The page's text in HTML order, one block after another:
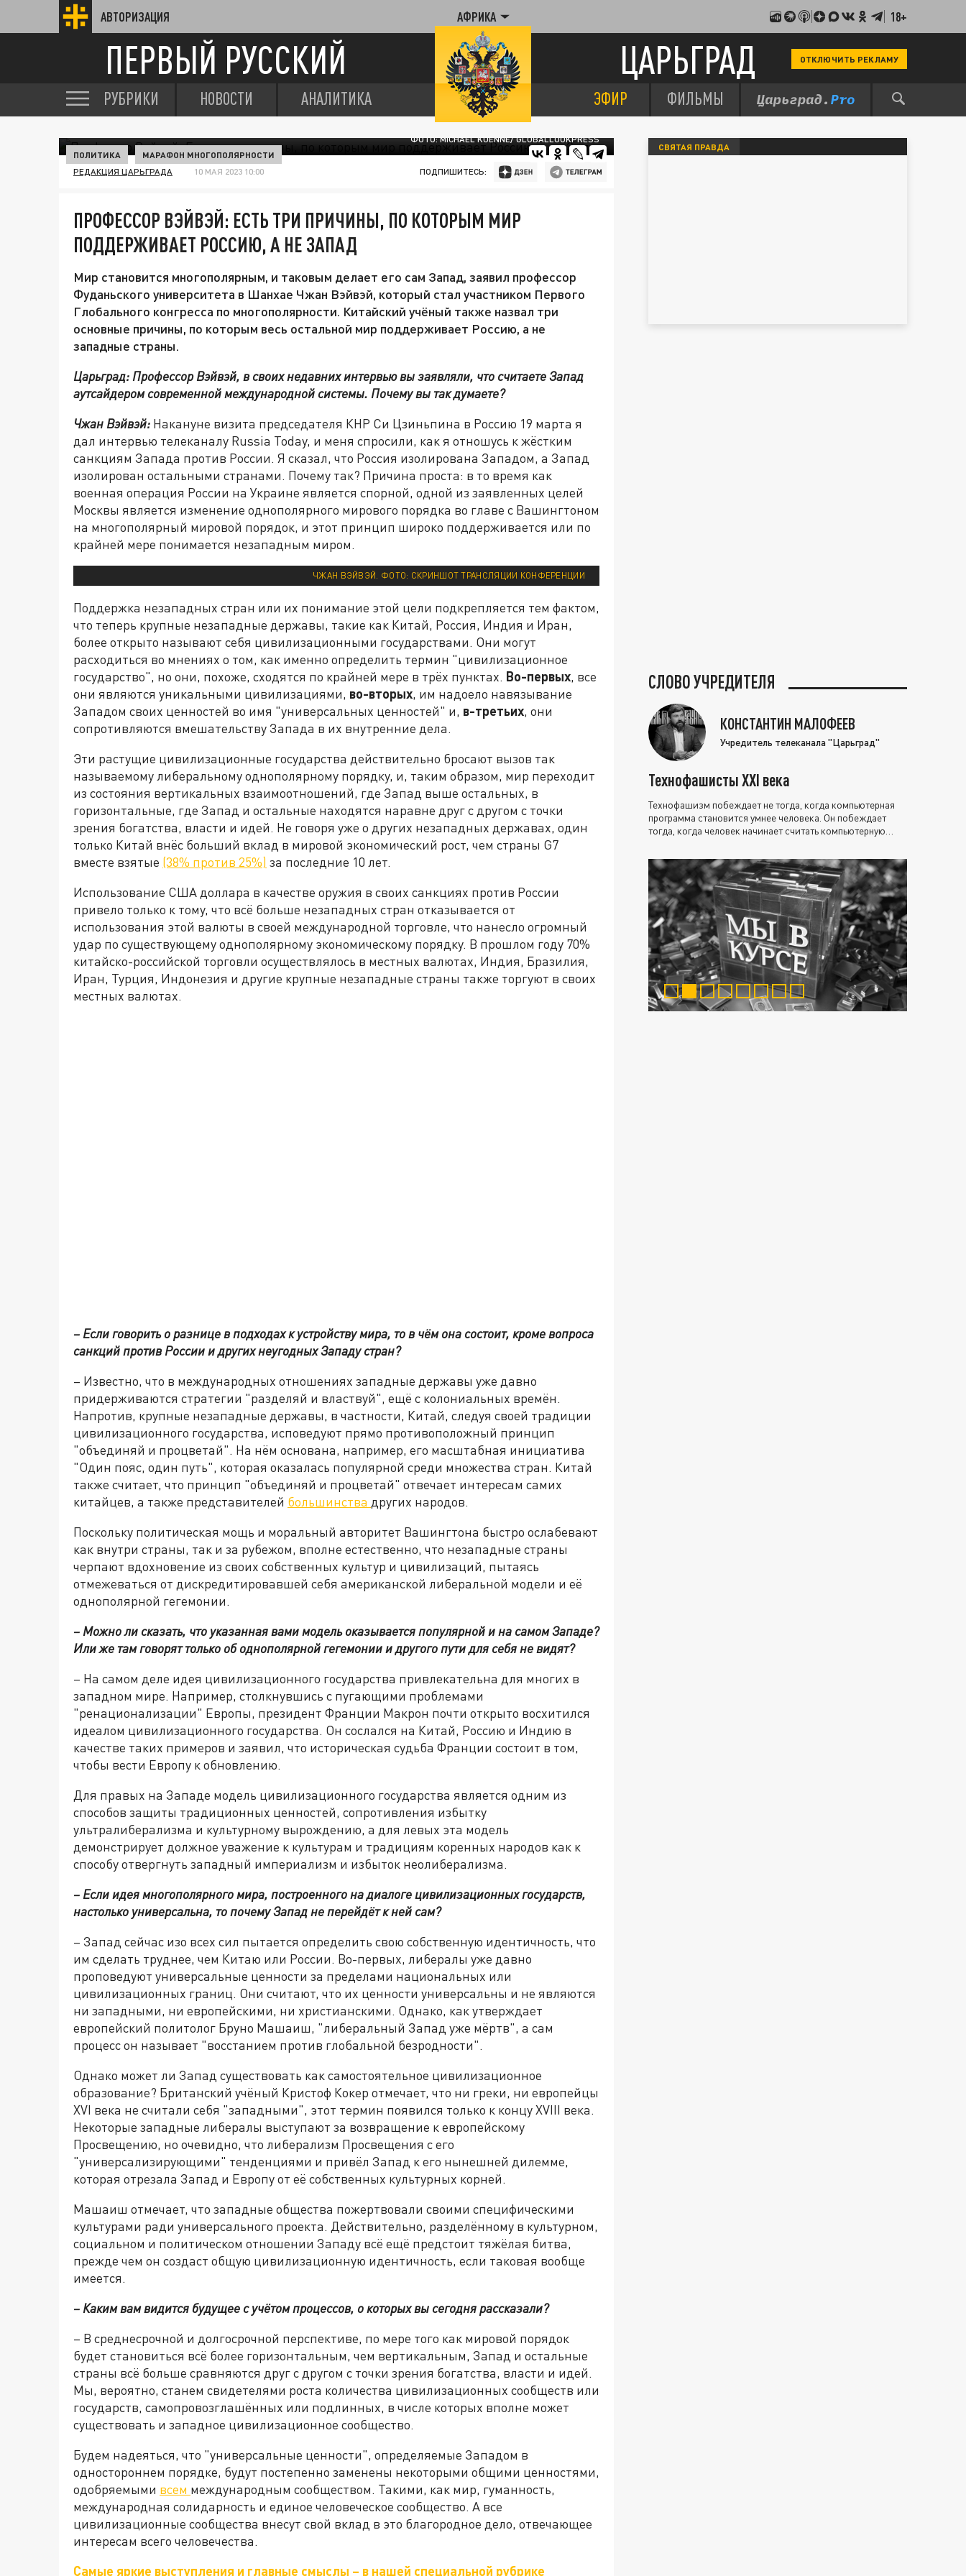
АВТОРИЗАЦИЯ АФРИКА 18+
ПЕРВЫЙ РУССКИЙ ЦАРЬГРАД ОТКЛЮЧИТЬ РЕКЛАМУ
РУБРИКИ НОВОСТИ АНАЛИТИКА ЭФИР ФИЛЬМЫ
ФОТО: MICHAEL KUENNE/ GLOBALLOOKPRESS
ПОЛИТИКА МАРАФОН МНОГОПОЛЯРНОСТИ
РЕДАКЦИЯ ЦАРЬГРАДА 10 МАЯ 2023 10:00 ПОДПИШИТЕСЬ:
ПРОФЕССОР ВЭЙВЭЙ: ЕСТЬ ТРИ ПРИЧИНЫ, ПО КОТОРЫМ МИР
ПОДДЕРЖИВАЕТ РОССИЮ, А НЕ ЗАПАД
Мир становится многополярным, и таковым делает его сам Запад, заявил профессор
Фуданьского университета в Шанхае Чжан Вэйвэй, который стал участником Первого
Глобального конгресса по многополярности. Китайский учёный также назвал три
основные причины, по которым весь остальной мир поддерживает Россию, а не
западные страны.
Царьград: Профессор Вэйвэй, в своих недавних интервью вы заявляли, что считаете Запад
аутсайдером современной международной системы. Почему вы так думаете?
Чжан Вэйвэй: Накануне визита председателя КНР Си Цзиньпина в Россию 19 марта я
дал интервью телеканалу Russia Today, и меня спросили, как я отношусь к жёстким
санкциям Запада против России. Я сказал, что Россия изолирована Западом, а Запад
изолирован остальными странами. Почему так? Причина проста: в то время как
военная операция России на Украине является спорной, одной из заявленных целей
Москвы является изменение однополярного мирового порядка во главе с Вашингтоном
на многополярный мировой порядок, и этот принцип широко поддерживается или по
крайней мере понимается незападным миром.
ЧЖАН ВЭЙВЭЙ. ФОТО: СКРИНШОТ ТРАНСЛЯЦИИ КОНФЕРЕНЦИИ
Поддержка незападных стран или их понимание этой цели подкрепляется тем фактом,
что теперь крупные незападные державы, такие как Китай, Россия, Индия и Иран,
более открыто называют себя цивилизационными государствами. Они могут
расходиться во мнениях о том, как именно определить термин "цивилизационное
государство", но они, похоже, сходятся по крайней мере в трёх пунктах. Во-первых, все
они являются уникальными цивилизациями, во-вторых, им надоело навязывание
Западом своих ценностей во имя "универсальных ценностей" и, в-третьих, они
сопротивляются вмешательству Запада в их внутренние дела.
Эти растущие цивилизационные государства действительно бросают вызов так
называемому либеральному однополярному порядку, и, таким образом, мир переходит
из состояния вертикальных взаимоотношений, где Запад выше остальных, в
горизонтальные, где Запад и остальные находятся наравне друг с другом с точки
зрения богатства, власти и идей. Не говоря уже о других незападных державах, один
только Китай внёс больший вклад в мировой экономический рост, чем страны G7
вместе взятые (38% против 25%) за последние 10 лет.
Использование США доллара в качестве оружия в своих санкциях против России
привело только к тому, что всё больше незападных стран отказывается от
использования этой валюты в своей международной торговле, что нанесло огромный
удар по существующему однополярному экономическому порядку. В прошлом году 70%
китайско-российской торговли осуществлялось в местных валютах, Индия, Бразилия,
Иран, Турция, Индонезия и другие крупные незападные страны также торгуют в своих
местных валютах.
– Если говорить о разнице в подходах к устройству мира, то в чём она состоит, кроме вопроса
санкций против России и других неугодных Западу стран?
– Известно, что в международных отношениях западные державы уже давно
придерживаются стратегии "разделяй и властвуй", ещё с колониальных времён.
Напротив, крупные незападные державы, в частности, Китай, следуя своей традиции
цивилизационного государства, исповедуют прямо противоположный принцип
"объединяй и процветай". На нём основана, например, его масштабная инициатива
"Один пояс, один путь", которая оказалась популярной среди множества стран. Китай
также считает, что принцип "объединяй и процветай" отвечает интересам самих
китайцев, а также представителей большинства других народов.
Поскольку политическая мощь и моральный авторитет Вашингтона быстро ослабевают
как внутри страны, так и за рубежом, вполне естественно, что незападные страны
черпают вдохновение из своих собственных культур и цивилизаций, пытаясь
отмежеваться от дискредитировавшей себя американской либеральной модели и её
однополярной гегемонии.
– Можно ли сказать, что указанная вами модель оказывается популярной и на самом Западе?
Или же там говорят только об однополярной гегемонии и другого пути для себя не видят?
– На самом деле идея цивилизационного государства привлекательна для многих в
западном мире. Например, столкнувшись с пугающими проблемами
"ренационализации" Европы, президент Франции Макрон почти открыто восхитился
идеалом цивилизационного государства. Он сослался на Китай, Россию и Индию в
качестве таких примеров и заявил, что историческая судьба Франции состоит в том,
чтобы вести Европу к обновлению.
Для правых на Западе модель цивилизационного государства является одним из
способов защиты традиционных ценностей, сопротивления избытку
ультралиберализма и культурному вырождению, а для левых эта модель
демонстрирует должное уважение к культурам и традициям коренных народов как к
способу отвергнуть западный империализм и избыток неолиберализма.
– Если идея многополярного мира, построенного на диалоге цивилизационных государств,
настолько универсальна, то почему Запад не перейдёт к ней сам?
– Запад сейчас изо всех сил пытается определить свою собственную идентичность, что
им сделать труднее, чем Китаю или России. Во-первых, либералы уже давно
проповедуют универсальные ценности за пределами национальных или
цивилизационных границ. Они считают, что их ценности универсальны и не являются
ни западными, ни европейскими, ни христианскими. Однако, как утверждает
европейский политолог Бруно Машаиш, "либеральный Запад уже мёртв", а сам
процесс он называет "восстанием против глобальной безродности".
Однако может ли Запад существовать как самостоятельное цивилизационное
образование? Британский учёный Кристоф Кокер отмечает, что ни греки, ни европейцы
XVI века не считали себя "западными", этот термин появился только к концу XVIII века.
Некоторые западные либералы выступают за возвращение к европейскому
Просвещению, но очевидно, что либерализм Просвещения с его
"универсализирующими" тенденциями и привёл Запад к его нынешней дилемме,
которая отрезала Запад и Европу от её собственных культурных корней.
Машаиш отмечает, что западные общества пожертвовали своими специфическими
культурами ради универсального проекта. Действительно, разделённому в культурном,
социальном и политическом отношении Западу всё ещё предстоит тяжёлая битва,
прежде чем он создаст общую цивилизационную идентичность, если таковая вообще
имеется.
– Каким вам видится будущее с учётом процессов, о которых вы сегодня рассказали?
– В среднесрочной и долгосрочной перспективе, по мере того как мировой порядок
будет становиться всё более горизонтальным, чем вертикальным, Запад и остальные
страны всё больше сравняются друг с другом с точки зрения богатства, власти и идей.
Мы, вероятно, станем свидетелями роста количества цивилизационных сообществ или
государств, самопровозглашённых или подлинных, в числе которых вполне может
существовать и западное цивилизационное сообщество.
Будем надеяться, что "универсальные ценности", определяемые Западом в
одностороннем порядке, будут постепенно заменены некоторыми общими ценностями,
одобряемыми всем международным сообществом. Такими, как мир, гуманность,
международная солидарность и единое человеческое сообщество. А все
цивилизационные сообщества внесут свой вклад в это благородное дело, отвечающее
интересам всего человечества.
Самые яркие выступления и главные смыслы – в нашей специальной рубрике
СВЯТАЯ ПРАВДА
СЛОВО УЧРЕДИТЕЛЯ
КОНСТАНТИН МАЛОФЕЕВ
Учредитель телеканала "Царьград"
Технофашисты XXI века
Технофашизм побеждает не тогда, когда компьютерная
программа становится умнее человека. Он побеждает
тогда, когда человек начинает считать компьютерную